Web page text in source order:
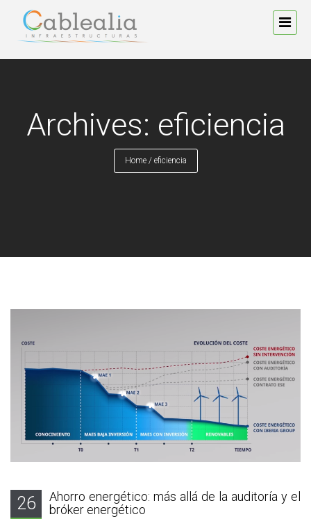
Archives: eficiencia
Home / eficiencia
26
Ahorro energético: más allá de la auditoría y el
bróker energético